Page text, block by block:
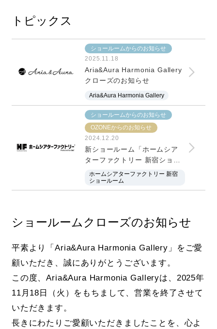
トピックス
ショールームからのお知らせ
2025.11.18
Aria&Aura Harmonia Gallery
クローズのお知らせ
Aria&Aura Harmonia Gallery
ショールームからのお知らせ
OZONEからのお知らせ
2024.12.20
新ショールーム「ホームシア
ターファクトリー 新宿ショー
ルーム」オープン
ホームシアターファクトリー 新宿
ショールーム
ショールームクローズのお知らせ
平素より「Aria&Aura Harmonia Gallery」をご愛
顧いただき、誠にありがとうございます。
この度、Aria&Aura Harmonia Galleryは、2025年
11月18日（火）をもちまして、営業を終了させて
いただきます。
長きにわたりご愛顧いただきましたことを、心よ